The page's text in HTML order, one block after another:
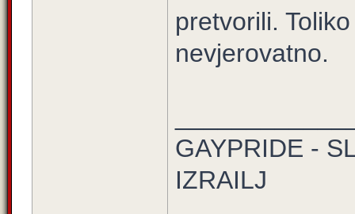
pretvorili.
nevjerovatno.
GAYPRIDE -
IZRAILJ